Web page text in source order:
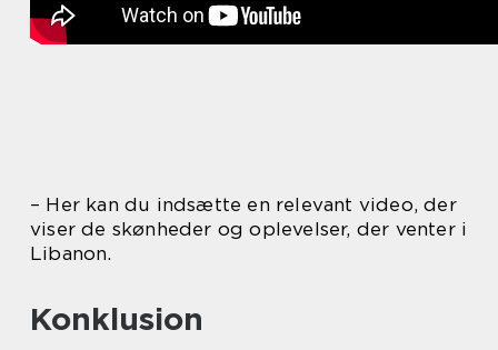
– Her kan du indsætte en relevant video, der
viser de skønheder og oplevelser, der venter i
Libanon.
Konklusion